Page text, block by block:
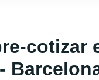
cotizar